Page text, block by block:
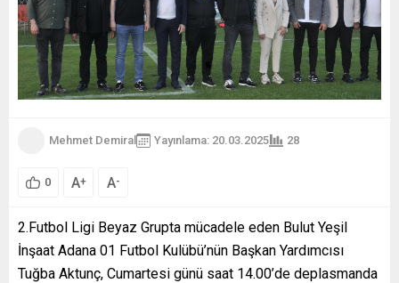
Mehmet Demiral Yayınlama: 20.03.2025 28
0 A+ A-
2.Futbol Ligi Beyaz Grupta mücadele eden Bulut Yeşil
İnşaat Adana 01 Futbol Kulübü’nün Başkan Yardımcısı
Tuğba Aktunç, Cumartesi günü saat 14.00’de deplasmanda